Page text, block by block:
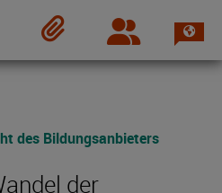
Login
des Bildungsanbieters
der